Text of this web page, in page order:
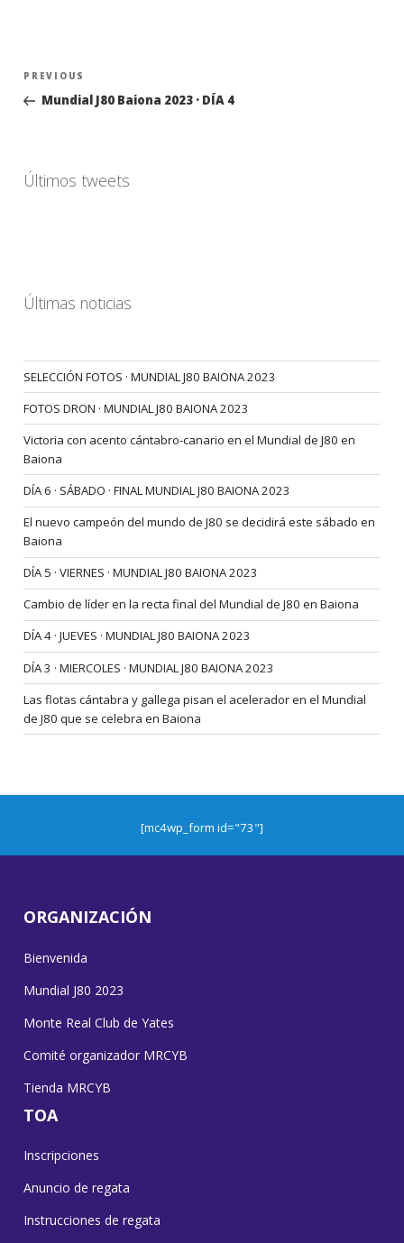
Navegación
entradas
Previous
Post
PREVIOUS
Mundial J80 Baiona 2023 · DÍA 4
Últimos tweets
Últimas noticias
SELECCIÓN FOTOS · MUNDIAL J80 BAIONA 2023
FOTOS DRON · MUNDIAL J80 BAIONA 2023
Victoria con acento cántabro-canario en el Mundial de J80 en
Baiona
DÍA 6 · SÁBADO · FINAL MUNDIAL J80 BAIONA 2023
El nuevo campeón del mundo de J80 se decidirá este sábado en
Baiona
DÍA 5 · VIERNES · MUNDIAL J80 BAIONA 2023
Cambio de líder en la recta final del Mundial de J80 en Baiona
DÍA 4 · JUEVES · MUNDIAL J80 BAIONA 2023
DÍA 3 · MIERCOLES · MUNDIAL J80 BAIONA 2023
Las flotas cántabra y gallega pisan el acelerador en el Mundial
de J80 que se celebra en Baiona
[mc4wp_form id="73"]
ORGANIZACIÓN
Bienvenida
Mundial J80 2023
Monte Real Club de Yates
Comité organizador MRCYB
Tienda MRCYB
TOA
Inscripciones
Anuncio de regata
Instrucciones de regata